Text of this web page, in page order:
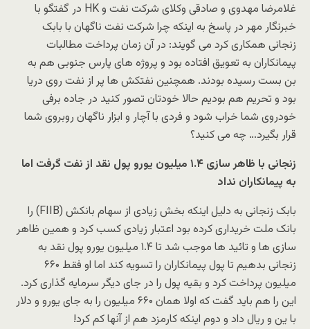
غلامرضا مهدوی و صادقی وکلای شرکت نفت و HK در گفتگو با
خبرنگار مهر در پاسخ به اینکه چرا شرکت نفت ناگهان با بابک
زنجانی همکاری کرد می گویند: در آن زمان پرداخت مطالبات
پیمانکاران به تعویق افتاده بود و پروژه های پارس جنوبی هم به
بن بست رسیده بودند. همچنین نفتکش ها پر از نفت روی دریا
بود و تحریم هم بودیم حالا خودتان تصور کنید در جاده برفی
خودروی شما خراب شود و فردی با آچار و ابزار ناگهان روبروی شما
قرار بگیرد… چه می کنید؟
زنجانی با ظاهر سازی ۱.۴ میلیون یورو پول نقد از نفت گرفت اما
به پیمانکاران نداد
بابک زنجانی به دلیل اینکه بخش زیادی از سهام بانکش (FIIB) را
بانک ملت خریداری کرده بود اعتبار زیادی کسب کرد و همین ظاهر
سازی ها و تائید ها موجب شد تا ۱.۴ میلیون یورو پول نقد به
زنجانی بدهیم تا پول پیمانکاران را تسویه کند اما او فقط ۶۶۰
میلیون پرداخت کرد و بقیه پول را در جای دیگر سرمایه گذاری کرد.
این را هم باید گفت که اولا همان ۶۶۰ میلیون را به جای یورو و دلار
با ین و ریال داد و دوم اینکه کارمزد هم از آنها کم کرد!